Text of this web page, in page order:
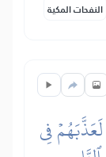
النفحات المكية
فِي